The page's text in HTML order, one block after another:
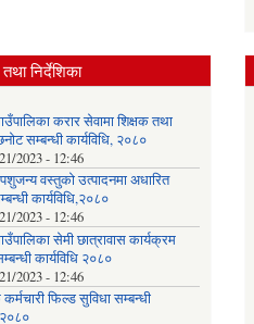
निर्देशिका
करार सेवामा शिक्षक तथा
सम्बन्धी कार्यविधि, २०८०
2023 - 12:46
वस्तुको उत्पादनमा अधारित
कार्यविधि,२०८०
2023 - 12:46
सेमी छात्रावास कार्यक्रम
कार्यविधि २०८०
2023 - 12:46
कर्मचारी फिल्ड सुविधा सम्बन्धी
२०८०